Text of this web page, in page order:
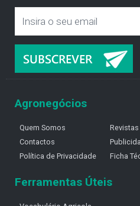
Agronegócios
Quem Somos
Contactos
Política de Privacidade
Revistas
Ficha
Ferramentas Úteis